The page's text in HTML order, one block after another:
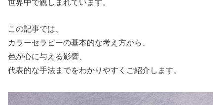
世界中で親しまれています。
この記事では、
カラーセラピーの基本的な考え方から、
色が心に与える影響、
代表的な手法までをわかりやすくご紹介します。